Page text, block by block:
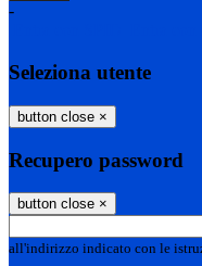
-
Seleziona utente
button close ×
Recupero password
button close ×
all'indirizzo indicato con le